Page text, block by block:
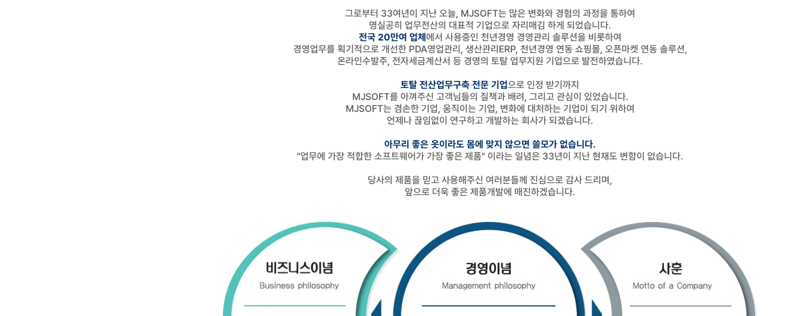
그로부터 33여년이 지난 오늘, MJSOFT는 많은 변화와 경험의 과정을 통하여
명실공히 업무전산의 대표적 기업으로 자리매김 하게 되었습니다.
전국 20만여 업체에서 사용중인 천년경영 경영관리 솔루션을 비롯하여
경영업무를 획기적으로 개선한 PDA영업관리, 생산관리ERP, 천년경영 연동 쇼핑몰, 오픈마켓 연동 솔루션,
온라인수발주, 전자세금계산서 등 경영의 토탈 업무지원 기업으로 발전하였습니다.
토탈 전산업무구축 전문 기업으로 인정 받기까지
MJSOFT를 아껴주신 고객님들의 질책과 배려, 그리고 관심이 있었습니다.
MJSOFT는 겸손한 기업, 움직이는 기업, 변화에 대처하는 기업이 되기 위하여
언제나 끊임없이 연구하고 개발하는 회사가 되겠습니다.
아무리 좋은 옷이라도 몸에 맞지 않으면 쓸모가 없습니다.
"업무에 가장 적합한 소프트웨어가 가장 좋은 제품" 이라는 일념은 33년이 지난 현재도 변함이 없습니다.
당사의 제품을 믿고 사용해주신 여러분들께 진심으로 감사 드리며,
앞으로 더욱 좋은 제품개발에 매진하겠습니다.